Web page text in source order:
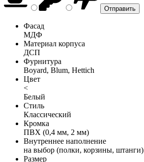
Фасад
МДФ
Материал корпуса
ДСП
Фурнитура
Boyard, Blum, Hettich
Цвет
<
Белый
Стиль
Классический
Кромка
ПВХ (0,4 мм, 2 мм)
Внутреннее наполнение
на выбор (полки, корзины, штанги)
Размер